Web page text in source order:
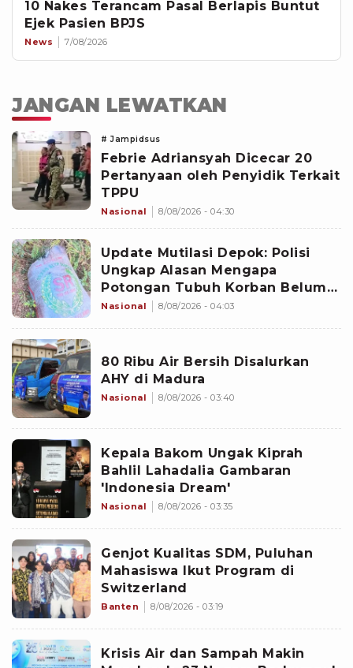
10 Nakes Terancam Pasal Berlapis Buntut
Ejek Pasien BPJS
News 7/08/2026
JANGAN LEWATKAN
# Jampidsus
Febrie Adriansyah Dicecar 20
Pertanyaan oleh Penyidik Terkait
TPPU
Nasional 8/08/2026 - 04:30
Update Mutilasi Depok: Polisi
Ungkap Alasan Mengapa
Potongan Tubuh Korban Belum
Juga Ditemukan
Nasional 8/08/2026 - 04:03
80 Ribu Air Bersih Disalurkan
AHY di Madura
Nasional 8/08/2026 - 03:40
Kepala Bakom Ungak Kiprah
Bahlil Lahadalia Gambaran
'Indonesia Dream'
Nasional 8/08/2026 - 03:35
Genjot Kualitas SDM, Puluhan
Mahasiswa Ikut Program di
Switzerland
Banten 8/08/2026 - 03:19
Krisis Air dan Sampah Makin